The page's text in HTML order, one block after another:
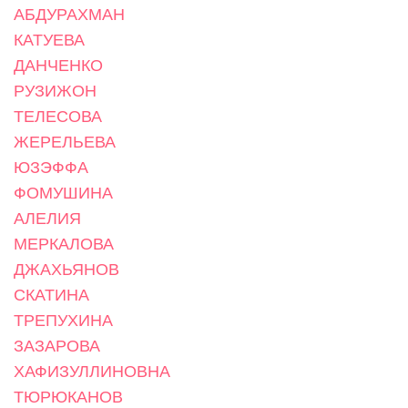
АБДУРАХМАН
КАТУЕВА
ДАНЧЕНКО
РУЗИЖОН
ТЕЛЕСОВА
ЖЕРЕЛЬЕВА
ЮЗЭФФА
ФОМУШИНА
АЛЕЛИЯ
МЕРКАЛОВА
ДЖАХЬЯНОВ
СКАТИНА
ТРЕПУХИНА
ЗАЗАРОВА
ХАФИЗУЛЛИНОВНА
ТЮРЮКАНОВ